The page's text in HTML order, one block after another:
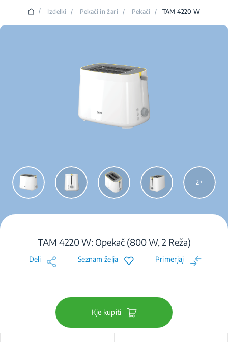
/ Izdelki / Pekači in žari / Pekači / TAM 4220 W
2
TAM 4220 W: Opekač (800 W, 2 Reža)
Deli Seznam želja Primerjaj
Kje kupiti